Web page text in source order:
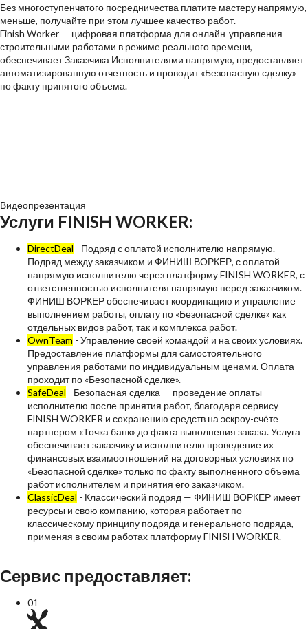
Без многоступенчатого посредничества платите мастеру напрямую,
меньше, получайте при этом лучшее качество работ.
Finish Worker — цифровая платформа для онлайн-управления
строительными работами в режиме реального времени,
обеспечивает Заказчика Исполнителями напрямую, предоставляет
автоматизированную отчетность и проводит «Безопасную сделку»
по факту принятого объема.
Видеопрезентация
Услуги FINISH WORKER:
DirectDeal - Подряд c оплатой исполнителю напрямую.
Подряд между заказчиком и ФИНИШ ВОРКЕР, с оплатой
напрямую исполнителю через платформу FINISH WORKER, с
ответственностью исполнителя напрямую перед заказчиком.
ФИНИШ ВОРКЕР обеспечивает координацию и управление
выполнением работы, оплату по «Безопасной сделке» как
отдельных видов работ, так и комплекса работ.
OwnTeam - Управление своей командой и на своих условиях.
Предоставление платформы для самостоятельного
управления работами по индивидуальным ценами. Оплата
проходит по «Безопасной сделке».
SafeDeal - Безопасная сделка — проведение оплаты
исполнителю после принятия работ, благодаря сервису
FINISH WORKER и сохранению средств на эскроу-счёте
партнером «Точка банк» до факта выполнения заказа. Услуга
обеспечивает заказчику и исполнителю проведение их
финансовых взаимоотношений на договорных условиях по
«Безопасной сделке» только по факту выполненного объема
работ исполнителем и принятия его заказчиком.
ClassicDeal - Классический подряд — ФИНИШ ВОРКЕР имеет
ресурсы и свою компанию, которая работает по
классическому принципу подряда и генерального подряда,
применяя в своим работах платформу FINISH WORKER.
Сервис предоставляет:
01